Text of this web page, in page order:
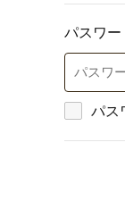
パスワー
パス